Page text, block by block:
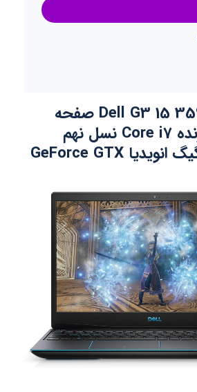
لپ تاپ دل Dell G3 15 3590 صفحه
15.6 اینچ پردازنده Core i7 نسل نهم
گرافیک شش گیگ انویدیا GeForce GTX